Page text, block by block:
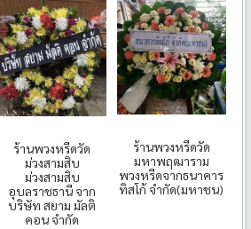
ร้านพวงหรีดวัด
ม่วงสามสิบ
ม่วงสามสิบ
อุบลราชธานี จาก
บริษัท สยาม มัลติ
คอน จำกัด
ร้านพวงหรีดวัด
มหาพฤฒาราม
พวงหรีดจากธนาคาร
ทิสโก้ จำกัด(มหาชน)